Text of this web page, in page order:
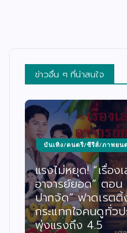
ข่าวอื่น ๆ ที่น่าสนใจ
บันเทิง/ดนตรี/ซีรีส์/ภาพยน
แรงไม่หยุด! “เรื่องเ
อาจารย์ยอด” ตอน
ปากจัด” ฟาดเรตติ้
กระแทกใจคนดูทั่วป
พุ่งแรงถึง 4.5